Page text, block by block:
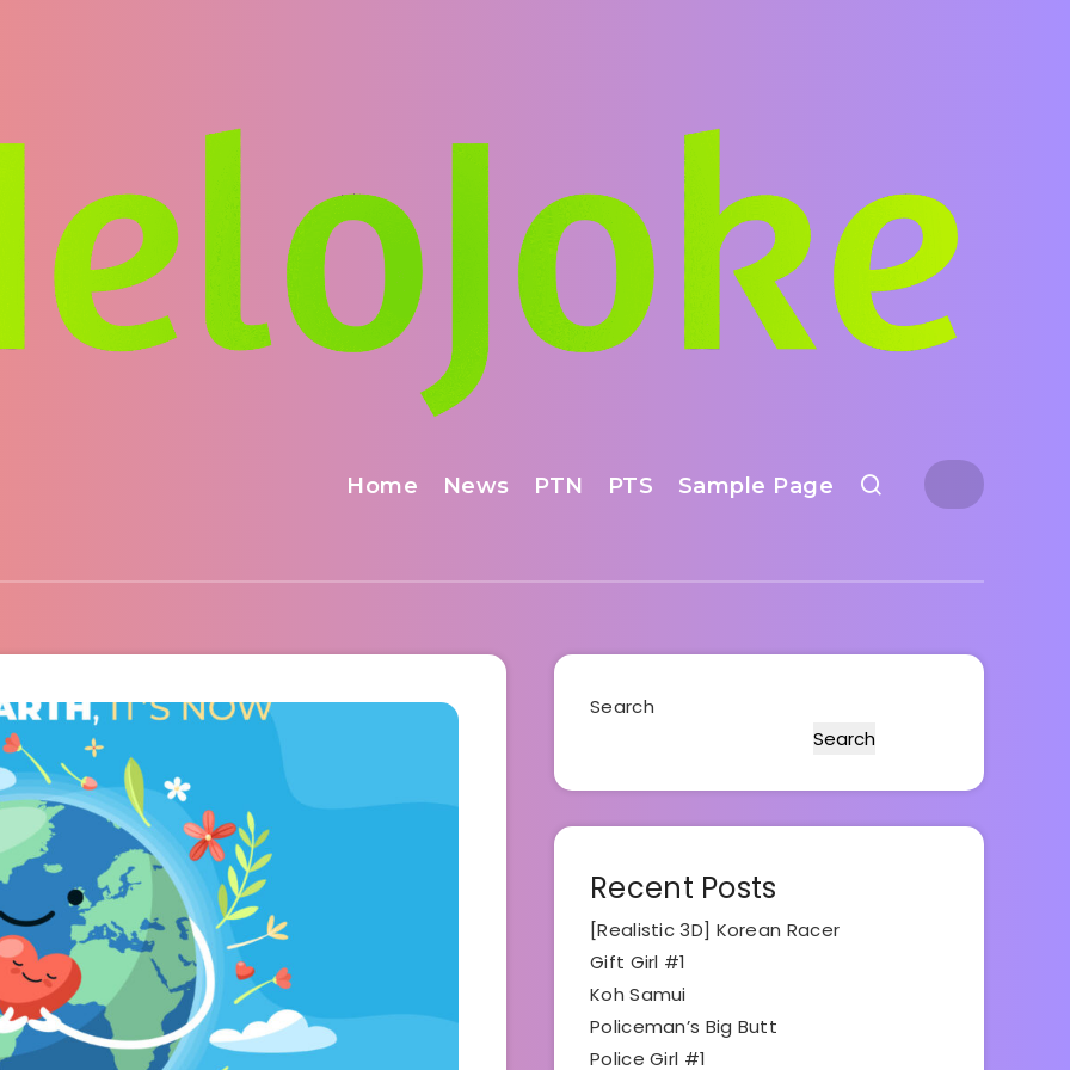
Home News PTN PTS Sample Page
Search
Search
Recent Posts
[Realistic 3D] Korean Racer
Gift Girl #1
Koh Samui
Policeman’s Big Butt
Police Girl #1